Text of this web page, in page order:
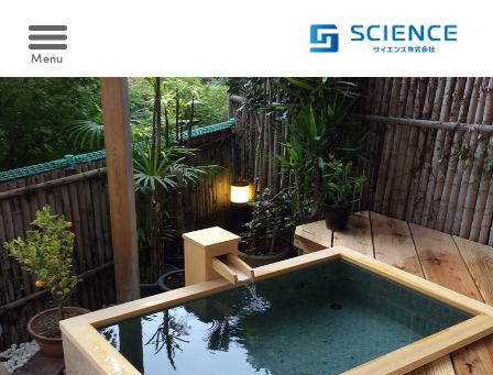
Menu
Heat pump
ヒートポンプ
空冷式同時取出 AWタイプ/空冷式給湯 AHタイプ
水冷式同時取出 WW-Fタイプ
水冷式高温循環 WSRタイプ
水熱源式ブライン冷却・給油同時取出 WHCタイプ
Cooltime24
クールタイム24
Filtration device
温浴・ろ過装置
砂ろ過自動逆洗浄 PRTシリーズ
カートリッジフィルター KJOシリーズ
Case
導入実績
ヒートポンプシステム
Heat pump system
新しい発想と技術で
お客様をサポートします